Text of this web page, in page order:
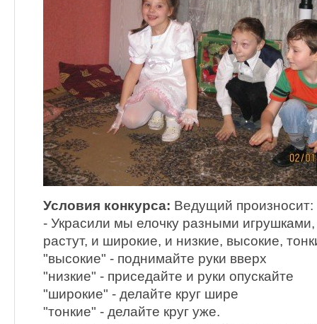
Условия конкурса: Ведущий произносит:
- Украсили мы елочку разными
растут, и широкие, и низкие, высокие,
"высокие" - поднимайте руки вверх
"низкие" - приседайте и руки опускайте
"широкие" - делайте круг шире
"тонкие" - делайте круг уже.